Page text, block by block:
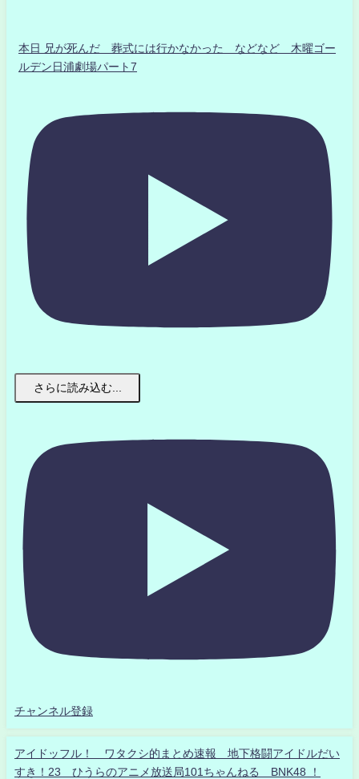
本日 兄が死んだ 葬式には行かなかった などなど 木曜ゴー
ルデン日浦劇場パート7
さらに読み込む...
チャンネル登録
アイドッフル！ ワタクシ的まとめ速報 地下格闘アイドルだい
すき！23 ひうらのアニメ放送局101ちゃんねる BNK48 ！